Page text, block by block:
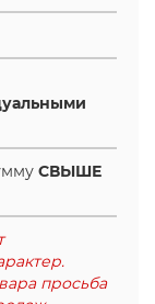
СВЫШЕ
просьба